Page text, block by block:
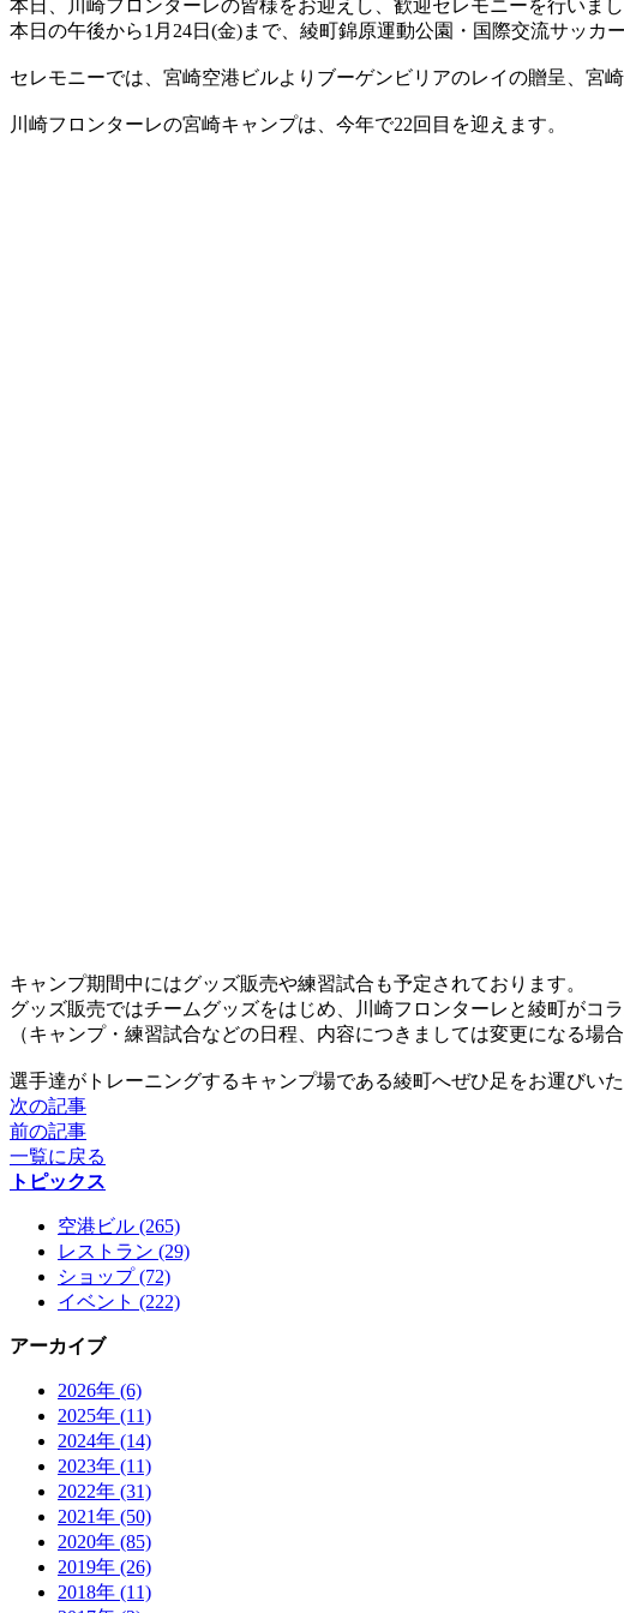
X
本日、川崎フロンターレの皆様をお迎えし、歓迎セレモニーを行いまし
本日の午後から1月24日(金)まで、綾町錦原運動公園・国際交流サッカ
セレモニーでは、宮崎空港ビルよりブーゲンビリアのレイの贈呈、宮
川崎フロンターレの宮崎キャンプは、今年で22回目を迎えます。
キャンプ期間中にはグッズ販売や練習試合も予定されております。
グッズ販売ではチームグッズをはじめ、川崎フロンターレと綾町がコ
（キャンプ・練習試合などの日程、内容につきましては変更になる場
選手達がトレーニングするキャンプ場である綾町へぜひ足をお運びい
次の記事
前の記事
一覧に戻る
トピックス
空港ビル (265)
レストラン (29)
ショップ (72)
イベント (222)
アーカイブ
2026年 (6)
2025年 (11)
2024年 (14)
2023年 (11)
2022年 (31)
2021年 (50)
2020年 (85)
2019年 (26)
2018年 (11)